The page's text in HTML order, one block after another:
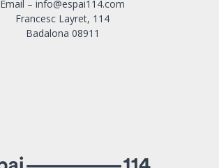
Email –info@espai114.com
Francesc Layret, 114
Badalona 08911